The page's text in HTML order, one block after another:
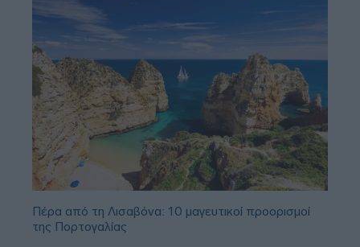
Πέρα από τη Λισαβόνα: 10 μαγευτικοί προορισμοί
της Πορτογαλίας